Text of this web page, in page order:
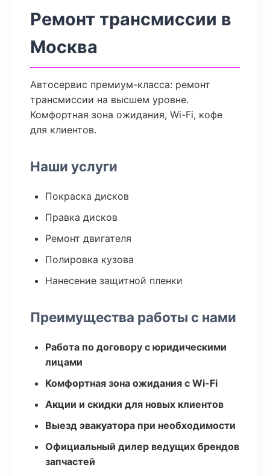
Ремонт трансмиссии в
Москва
Автосервис премиум-класса: ремонт
трансмиссии на высшем уровне.
Комфортная зона ожидания, Wi-Fi, кофе
для клиентов.
Наши услуги
Покраска дисков
Правка дисков
Ремонт двигателя
Полировка кузова
Нанесение защитной пленки
Преимущества работы с нами
Работа по договору с юридическими
лицами
Комфортная зона ожидания с Wi-Fi
Акции и скидки для новых клиентов
Выезд эвакуатора при необходимости
Официальный дилер ведущих брендов
запчастей